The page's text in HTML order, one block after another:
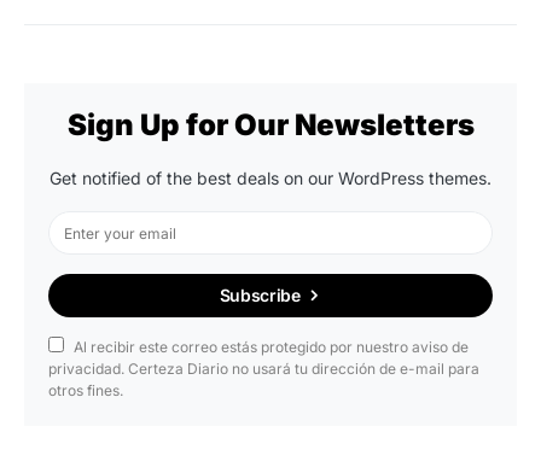
Sign Up for Our Newsletters
Get notified of the best deals on our WordPress themes.
Subscribe
Al recibir este correo estás protegido por nuestro aviso de
privacidad. Certeza Diario no usará tu dirección de e-mail para
otros fines.